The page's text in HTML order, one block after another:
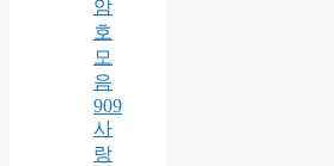
암
호
모
음
909
사
랑